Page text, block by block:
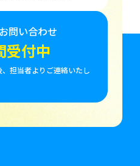
問い合わせ
受付中
担当者よりご連絡いたし